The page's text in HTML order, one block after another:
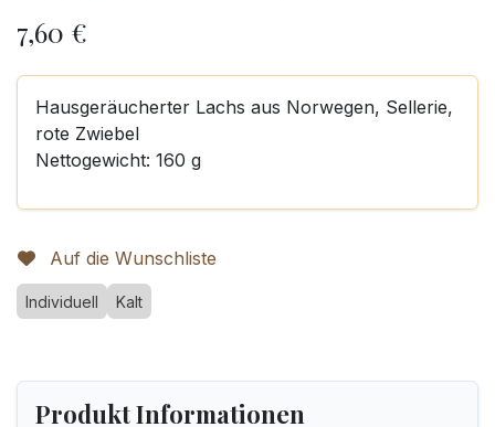
7,60 €
Hausgeräucherter Lachs aus Norwegen, Sellerie,
rote Zwiebel
Nettogewicht: 160 g
Auf die Wunschliste
Individuell Kalt
Produkt Informationen